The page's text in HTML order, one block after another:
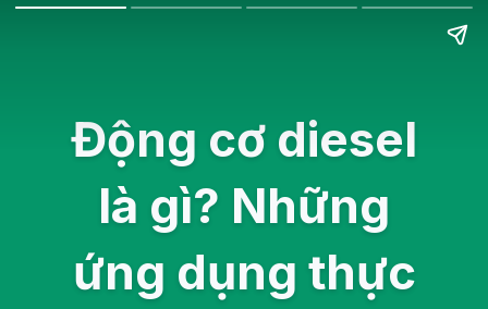
Động cơ diesel
là gì? Những
ứng dụng thực